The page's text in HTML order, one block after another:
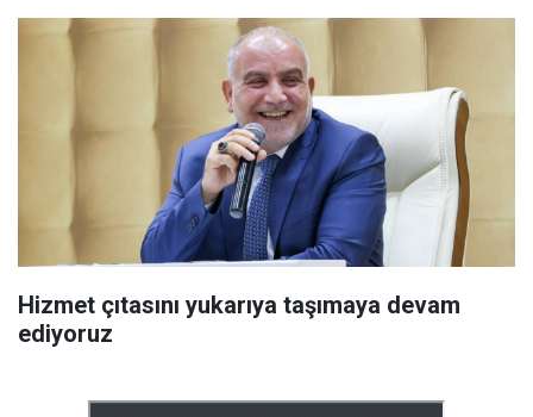
Hizmet çıtasını yukarıya taşımaya devam
ediyoruz